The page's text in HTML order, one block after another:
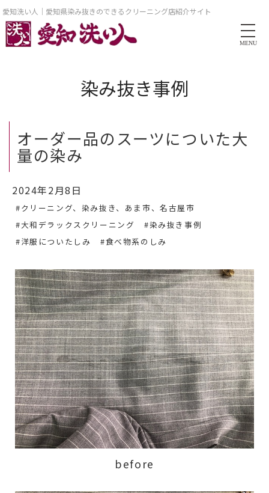
愛知洗い人｜愛知県染み抜きのできるクリーニング店紹介サイト
MENU
染み抜き事例
オーダー品のスーツについた大
量の染み
2024年2月8日
#クリーニング、染み抜き、あま市、名古屋市
#大和デラックスクリーニング
#染み抜き事例
#洋服についたしみ
#食べ物系のしみ
before